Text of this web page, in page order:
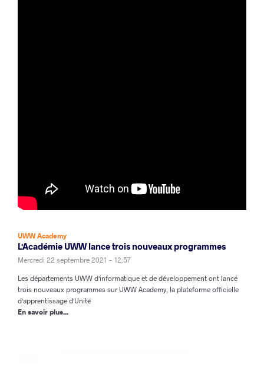
UWW Academy
L'Académie UWW lance trois nouveaux programmes
Mercredi 22 septembre 2021 - 12:57
Les départements UWW d'informatique et de développement ont lancé
trois nouveaux programmes sur UWW Academy, la plateforme officielle
d'apprentissage d'Unite
En savoir plus...